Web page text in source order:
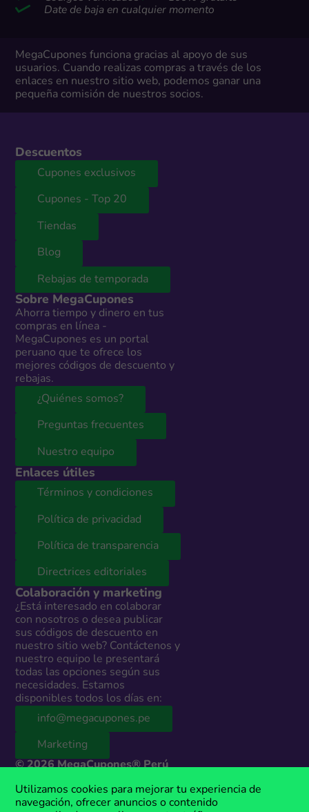
Date de baja en cualquier momento
MegaCupones funciona gracias al apoyo de sus
usuarios. Cuando realizas compras a través de los
enlaces en nuestro sitio web, podemos ganar una
pequeña comisión de nuestros socios.
Descuentos
Cupones exclusivos
Cupones - Top 20
Tiendas
Blog
Rebajas de temporada
Sobre MegaCupones
Ahorra tiempo y dinero en tus
compras en línea -
MegaCupones es un portal
peruano que te ofrece los
mejores códigos de descuento y
rebajas.
¿Quiénes somos?
Preguntas frecuentes
Nuestro equipo
Enlaces útiles
Términos y condiciones
Política de privacidad
Política de transparencia
Directrices editoriales
Colaboración y marketing
¿Está interesado en colaborar
con nosotros o desea publicar
sus códigos de descuento en
nuestro sitio web? Contáctenos y
nuestro equipo le presentará
todas las opciones según sus
necesidades. Estamos
disponibles todos los días en:
info@megacupones.pe
Marketing
© 2026 MegaCupones® Perú
Este sitio web contiene enlaces de afiliados a productos y servicios de
terceros. Si realizas una compra a través de estos enlaces, podemos
recibir una comisión sin costo adicional para ti. MegaCupones® es una
Utilizamos cookies para mejorar tu experiencia de
navegación, ofrecer anuncios o contenido